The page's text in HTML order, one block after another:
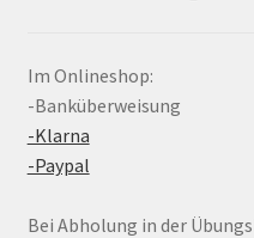
Im Onlineshop:
-Banküberweisung
-Klarna
-Paypal
Bei Abholung in der